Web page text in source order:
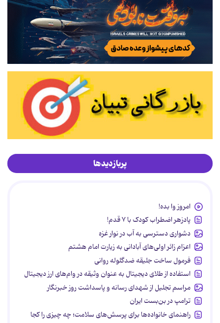
پربازدیدها
امروز وا بده!
پادزهر اضطراب کودک با ۷ قدم!
دشواری دسترسی به آب در نوار غزه
اعزام زائر اولی‌های آبادانی به زیارت امام هشتم
فرمول ساخت جلیقه ضدگلوله روانی
استفاده از طلای دیجیتال به عنوان وثیقه در وام‌های ارز دیجیتال
مراسم تجلیل از شهدای رسانه و پاسداشت روز خبرنگار
ترامپ در بن‌بست ایران
راهنمای خانواده‌ها برای پرسش‌های سلامت؛ چه چیزی را کجا